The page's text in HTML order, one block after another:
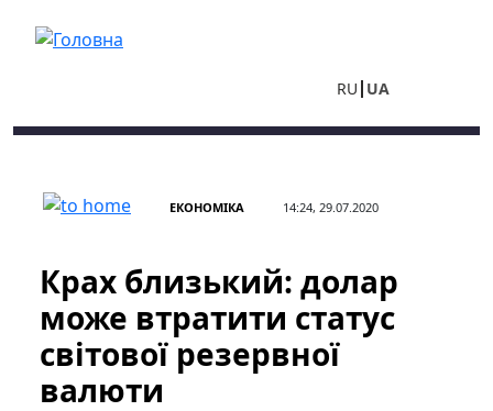
RU UA
ЕКОНОМІКА 14:24, 29.07.2020
Крах близький: долар
може втратити статус
світової резервної
валюти